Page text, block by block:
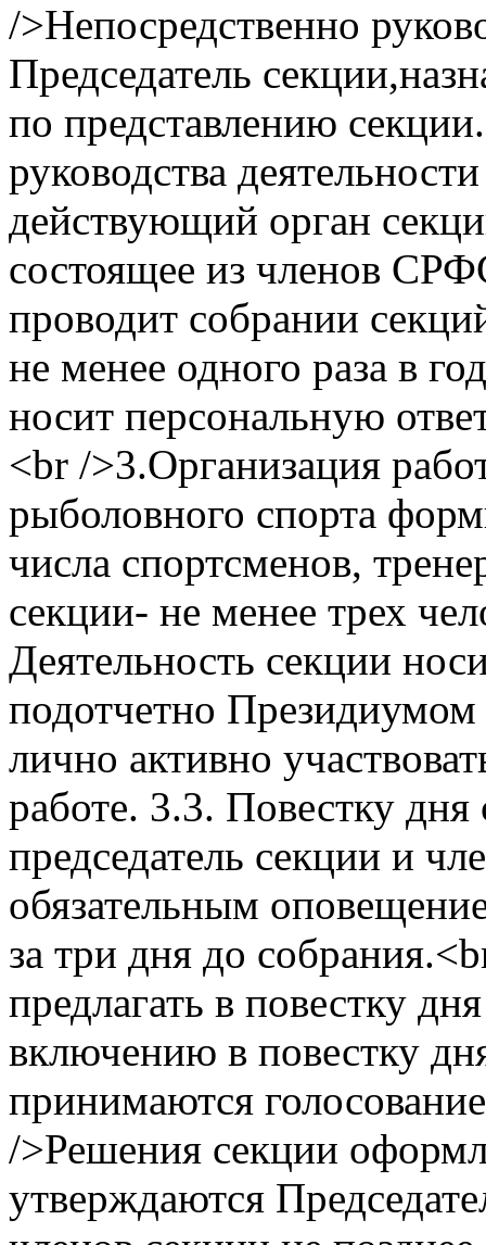
/>Непосредственно
Председатель
по представлению
руководства
действующий орган
состоящее из членов
проводит собрании
не менее одного раза в
носит персональную
<br />3.Организация
рыболовного спорта
числа спортсменов,
секции- не менее трех
Деятельность секции
подотчетно
лично активно
работе. 3.3. Повестку
председатель секции и
обязательным
за три дня до
предлагать в повестку
включению в повестку
принимаются
/>Решения секции
утверждаются